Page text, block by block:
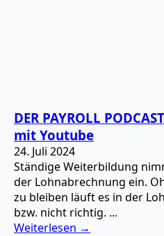
DER PAYROLL
mit Youtube
24. Juli 2024
Ständige Weiterbildung
der Lohnabrechnung ein.
zu bleiben läuft es in der
bzw. nicht richtig. ...
Weiterlesen →